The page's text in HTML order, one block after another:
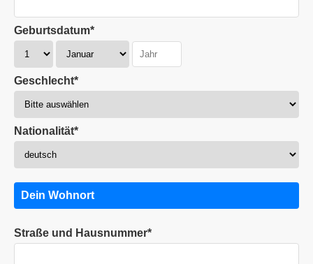
Geburtsdatum*
Geschlecht*
Nationalität*
Dein Wohnort
Straße und Hausnummer*